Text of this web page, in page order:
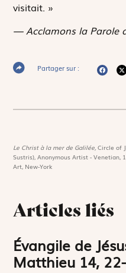
visitait. »
— Acclamons la Parole
Partager sur :
Le Christ à la mer de Galilée,Circle of
Sustris), Anonymous Artist -
Art, New-York
Articles liés
Évangile de
Matthieu 14,